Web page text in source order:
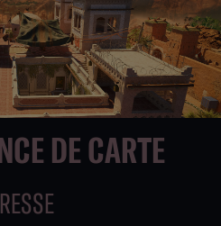
DE CARTE